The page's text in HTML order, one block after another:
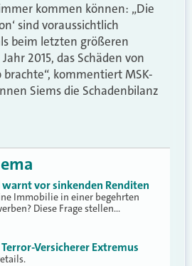
kommen können: „Die
sind voraussichtlich
beim letzten größeren
Jahr 2015, das Schäden von
kommentiert MSK-
Siems die Schadenbilanz
vor sinkenden Renditen
Immobilie in einer begehrten
Diese Frage stellen…
Versicherer Extremus